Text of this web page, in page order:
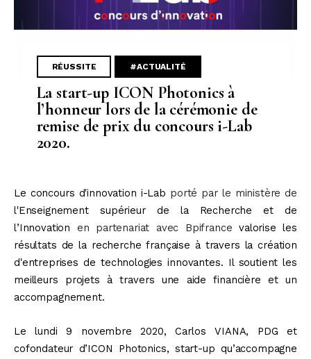
RÉUSSITE #ACTUALITÉ
La start-up ICON Photonics à
l’honneur lors de la cérémonie de
remise de prix du concours i-Lab
2020.
Le concours d'innovation i-Lab porté par le ministère de
l'Enseignement supérieur de la Recherche et de
l’Innovation en partenariat avec Bpifrancevalorise les
résultats de la recherche française à travers la création
d'entreprises de technologies innovantes. Il soutient les
meilleurs projets à travers une aide financière et un
accompagnement.
Le lundi 9 novembre 2020, Carlos VIANA, PDG et
cofondateur d’ICON Photonics, start-up qu’accompagne